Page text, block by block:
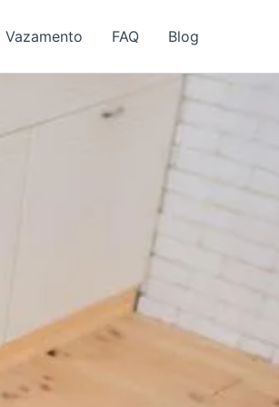
Vazamento FAQ Blog